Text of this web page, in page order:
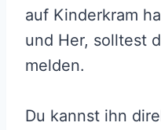
auf Kinderkram
und Her, solltest
melden.
Du kannst ihn